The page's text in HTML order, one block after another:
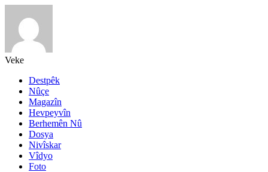
Veke
Destpêk
Nûçe
Magazîn
Hevpeyvîn
Berhemên Nû
Dosya
Nivîskar
Vîdyo
Foto